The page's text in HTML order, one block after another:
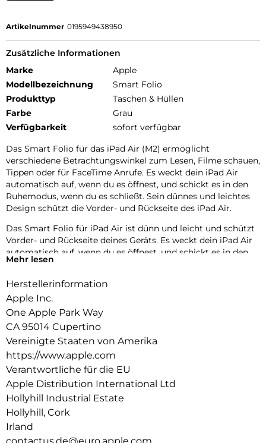
Artikelnummer 0195949438950
Zusätzliche Informationen
Marke
Apple
Modellbezeichnung
Smart Folio
Produkttyp
Taschen & Hüllen
Farbe
Grau
Verfügbarkeit
sofort verfügbar
Das Smart Folio für das iPad Air (M2) ermöglicht
verschiedene Betrachtungswinkel zum Lesen, Filme schauen,
Tippen oder für FaceTime Anrufe. Es weckt dein iPad Air
automatisch auf, wenn du es öffnest, und schickt es in den
Ruhemodus, wenn du es schließt. Sein dünnes und leichtes
Design schützt die Vorder- und Rückseite des iPad Air.
Das Smart Folio für iPad Air ist dünn und leicht und schützt
Vorder- und Rückseite deines Geräts. Es weckt dein iPad Air
automatisch auf, wenn du es öffnest, und schickt es in den
Ruhemodus, wenn du es schließt. Das Smart Folio verbindet
ein neues, gleitendes Design, damit du es noch genauer
anpassen kannst. Das macht Lesen, Filmesehen und
FaceTime Anrufe noch angenehmer und immersiver.
Mehr lesen
Herstellerinformation
Apple Inc.
One Apple Park Way
CA 95014 Cupertino
Vereinigte Staaten von Amerika
https://www.apple.com
Verantwortliche für die EU
Apple Distribution International Ltd
Hollyhill Industrial Estate
Hollyhill, Cork
Irland